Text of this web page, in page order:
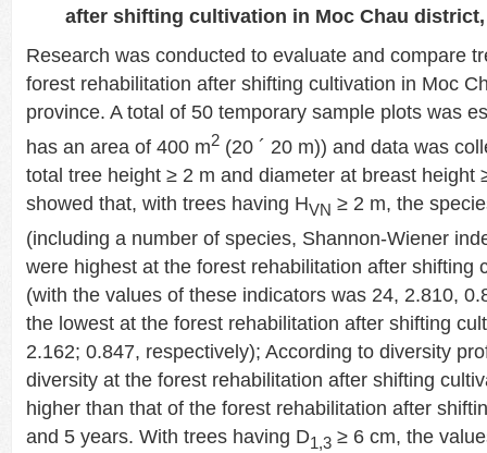
after shifting cultivation in Moc Chau
Research was conducted to evaluate and compare
forest rehabilitation after shifting cultivation in Moc
province. A total of 50 temporary sample plots was
has an area of 400 m2 (20 ´ 20 m)) and data was
total tree height ≥ 2 m and diameter at breast height
showed that, with trees having HVN ≥ 2 m, the
(including a number of species, Shannon-Wiener
were highest at the forest rehabilitation after shifting
(with the values of these indicators was 24, 2.810,
the lowest at the forest rehabilitation after shifting
2.162; 0.847, respectively); According to diversity
diversity at the forest rehabilitation after shifting
higher than that of the forest rehabilitation after
and 5 years. With trees having D1,3 ≥ 6 cm, the